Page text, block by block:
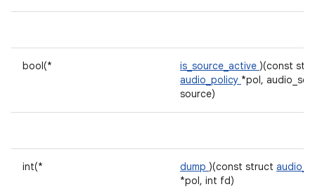
bool(* is_source_active )(const
audio_policy *pol,
source)
int(* dump )(const struct
*pol, int fd)